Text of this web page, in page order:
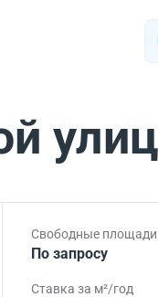
Свободные площади
По запросу
Ставка за м²/год